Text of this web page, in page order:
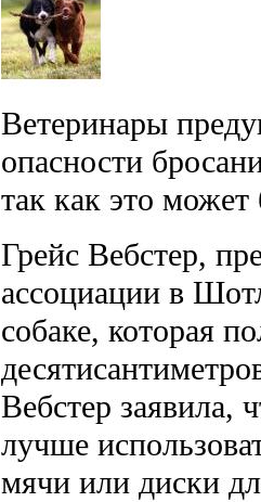
Ветеринары
опасности
так как это
Грейс Вебстер,
ассоциации в
собаке, которая
Вебстер заявила,
лучше
мячи или диски